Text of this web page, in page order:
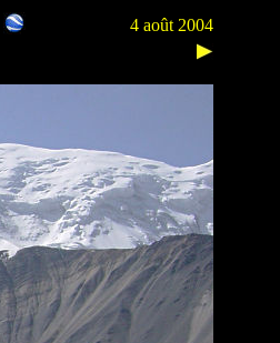
4 août 2004